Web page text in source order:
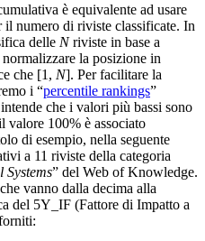
è equivalente ad usare
numero di riviste classificate. In
delle Nriviste in base a
la posizione in
che [1, N]. Per facilitare la
i “percentile rankings”
che i valori più bassi sono
100% è associato
di esempio, nella seguente
a 11 riviste della categoria
” del Web of Knowledge.
vanno dalla decima alla
del 5Y_IF (Fattore di Impatto a